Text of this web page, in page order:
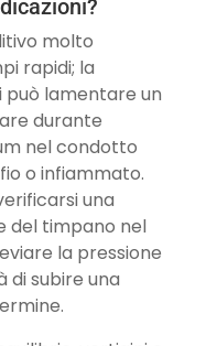
molto
rapidi; la
lamentare un
durante
nel condotto
o infiammato.
una
del timpano nel
la pressione
di subire una